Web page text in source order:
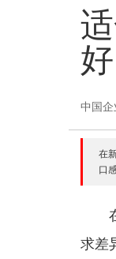
中国企
在
口
求差